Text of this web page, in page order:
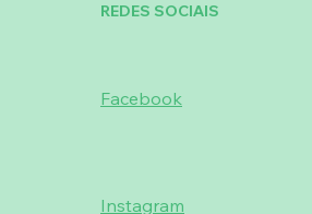
REDES SOCIAIS
Facebook
Instagram